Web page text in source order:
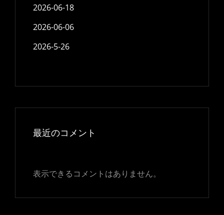
2026-06-18
2026-06-06
2026-5-26
最近のコメント
表示できるコメントはありません。